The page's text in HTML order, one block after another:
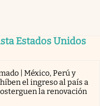
Estados Unidos
| México, Perú y
el ingreso al país a
la renovación